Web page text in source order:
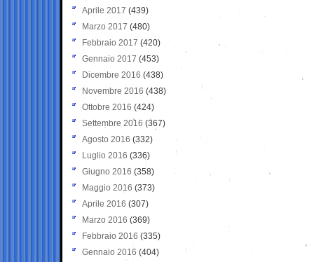
Aprile 2017 (439)
Marzo 2017 (480)
Febbraio 2017 (420)
Gennaio 2017 (453)
Dicembre 2016 (438)
Novembre 2016 (438)
Ottobre 2016 (424)
Settembre 2016 (367)
Agosto 2016 (332)
Luglio 2016 (336)
Giugno 2016 (358)
Maggio 2016 (373)
Aprile 2016 (307)
Marzo 2016 (369)
Febbraio 2016 (335)
Gennaio 2016 (404)